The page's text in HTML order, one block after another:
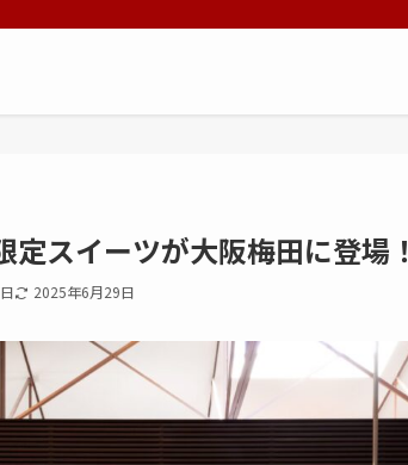
スイーツが大阪梅田に登場！
2025年6月29日